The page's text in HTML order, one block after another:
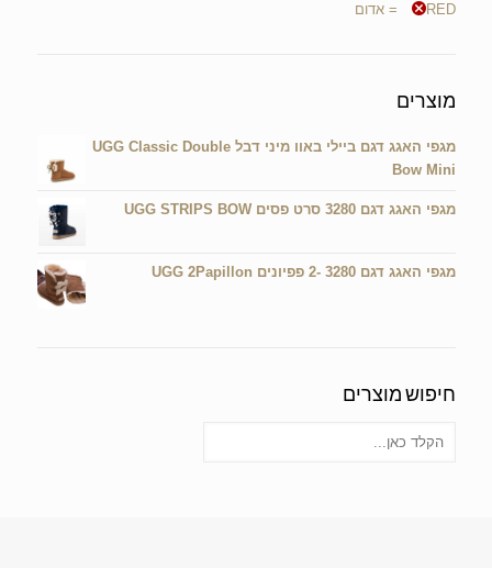
RED = אדום
מוצרים
מגפי האגג דגם ביילי באוו מיני דבל UGG Classic Double
Bow Mini
מגפי האגג דגם 3280 סרט פסים UGG STRIPS BOW
מגפי האגג דגם 3280 -2 פפיונים UGG 2Papillon
חיפוש מוצרים